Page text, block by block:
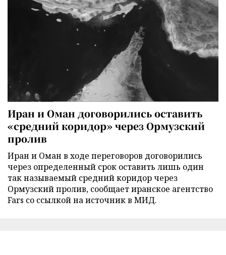
Иран и Оман договорились оставить
«средний коридор» через Ормузский
пролив
Иран и Оман в ходе переговоров договорились
через определенный срок оставить лишь один
так называемый средний коридор через
Ормузский пролив, сообщает иранское агентство
Fars со ссылкой на источник в МИД.